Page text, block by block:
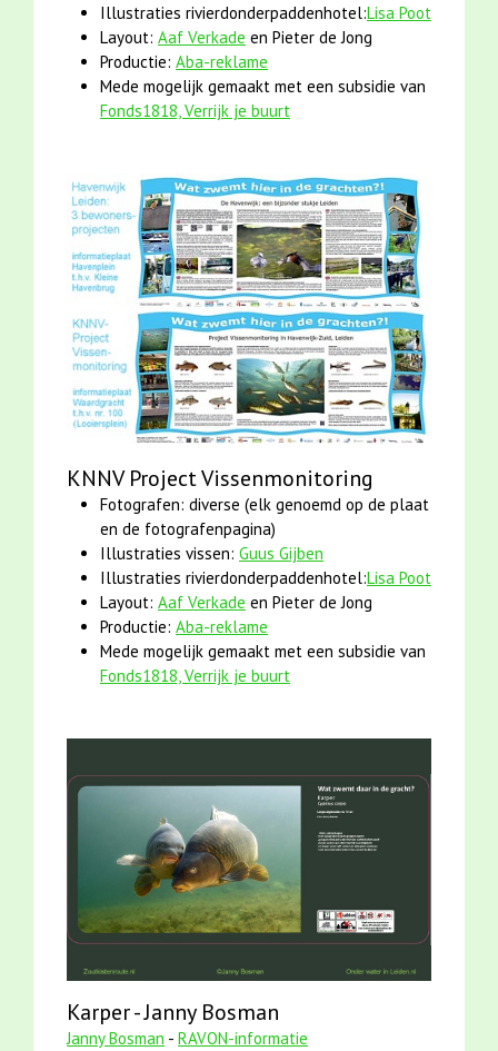
Illustraties rivierdonderpaddenhotel:Lisa Poot
Layout: Aaf Verkade en Pieter de Jong
Productie: Aba-reklame
Mede mogelijk gemaakt met een subsidie van
Fonds1818, Verrijk je buurt
KNNV Project Vissenmonitoring
Fotografen: diverse (elk genoemd op de plaat
en de fotografenpagina)
Illustraties vissen: Guus Gijben
Illustraties rivierdonderpaddenhotel:Lisa Poot
Layout: Aaf Verkade en Pieter de Jong
Productie: Aba-reklame
Mede mogelijk gemaakt met een subsidie van
Fonds1818, Verrijk je buurt
Karper - Janny Bosman
Janny Bosman - RAVON-informatie